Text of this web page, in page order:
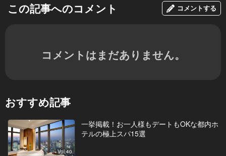
この記事へのコメント コメントする
コメントはまだありません。
おすすめ記事
Vol.40
一挙掲載！お一人様もデートもOKな都内ホ
テルの極上スパ15選